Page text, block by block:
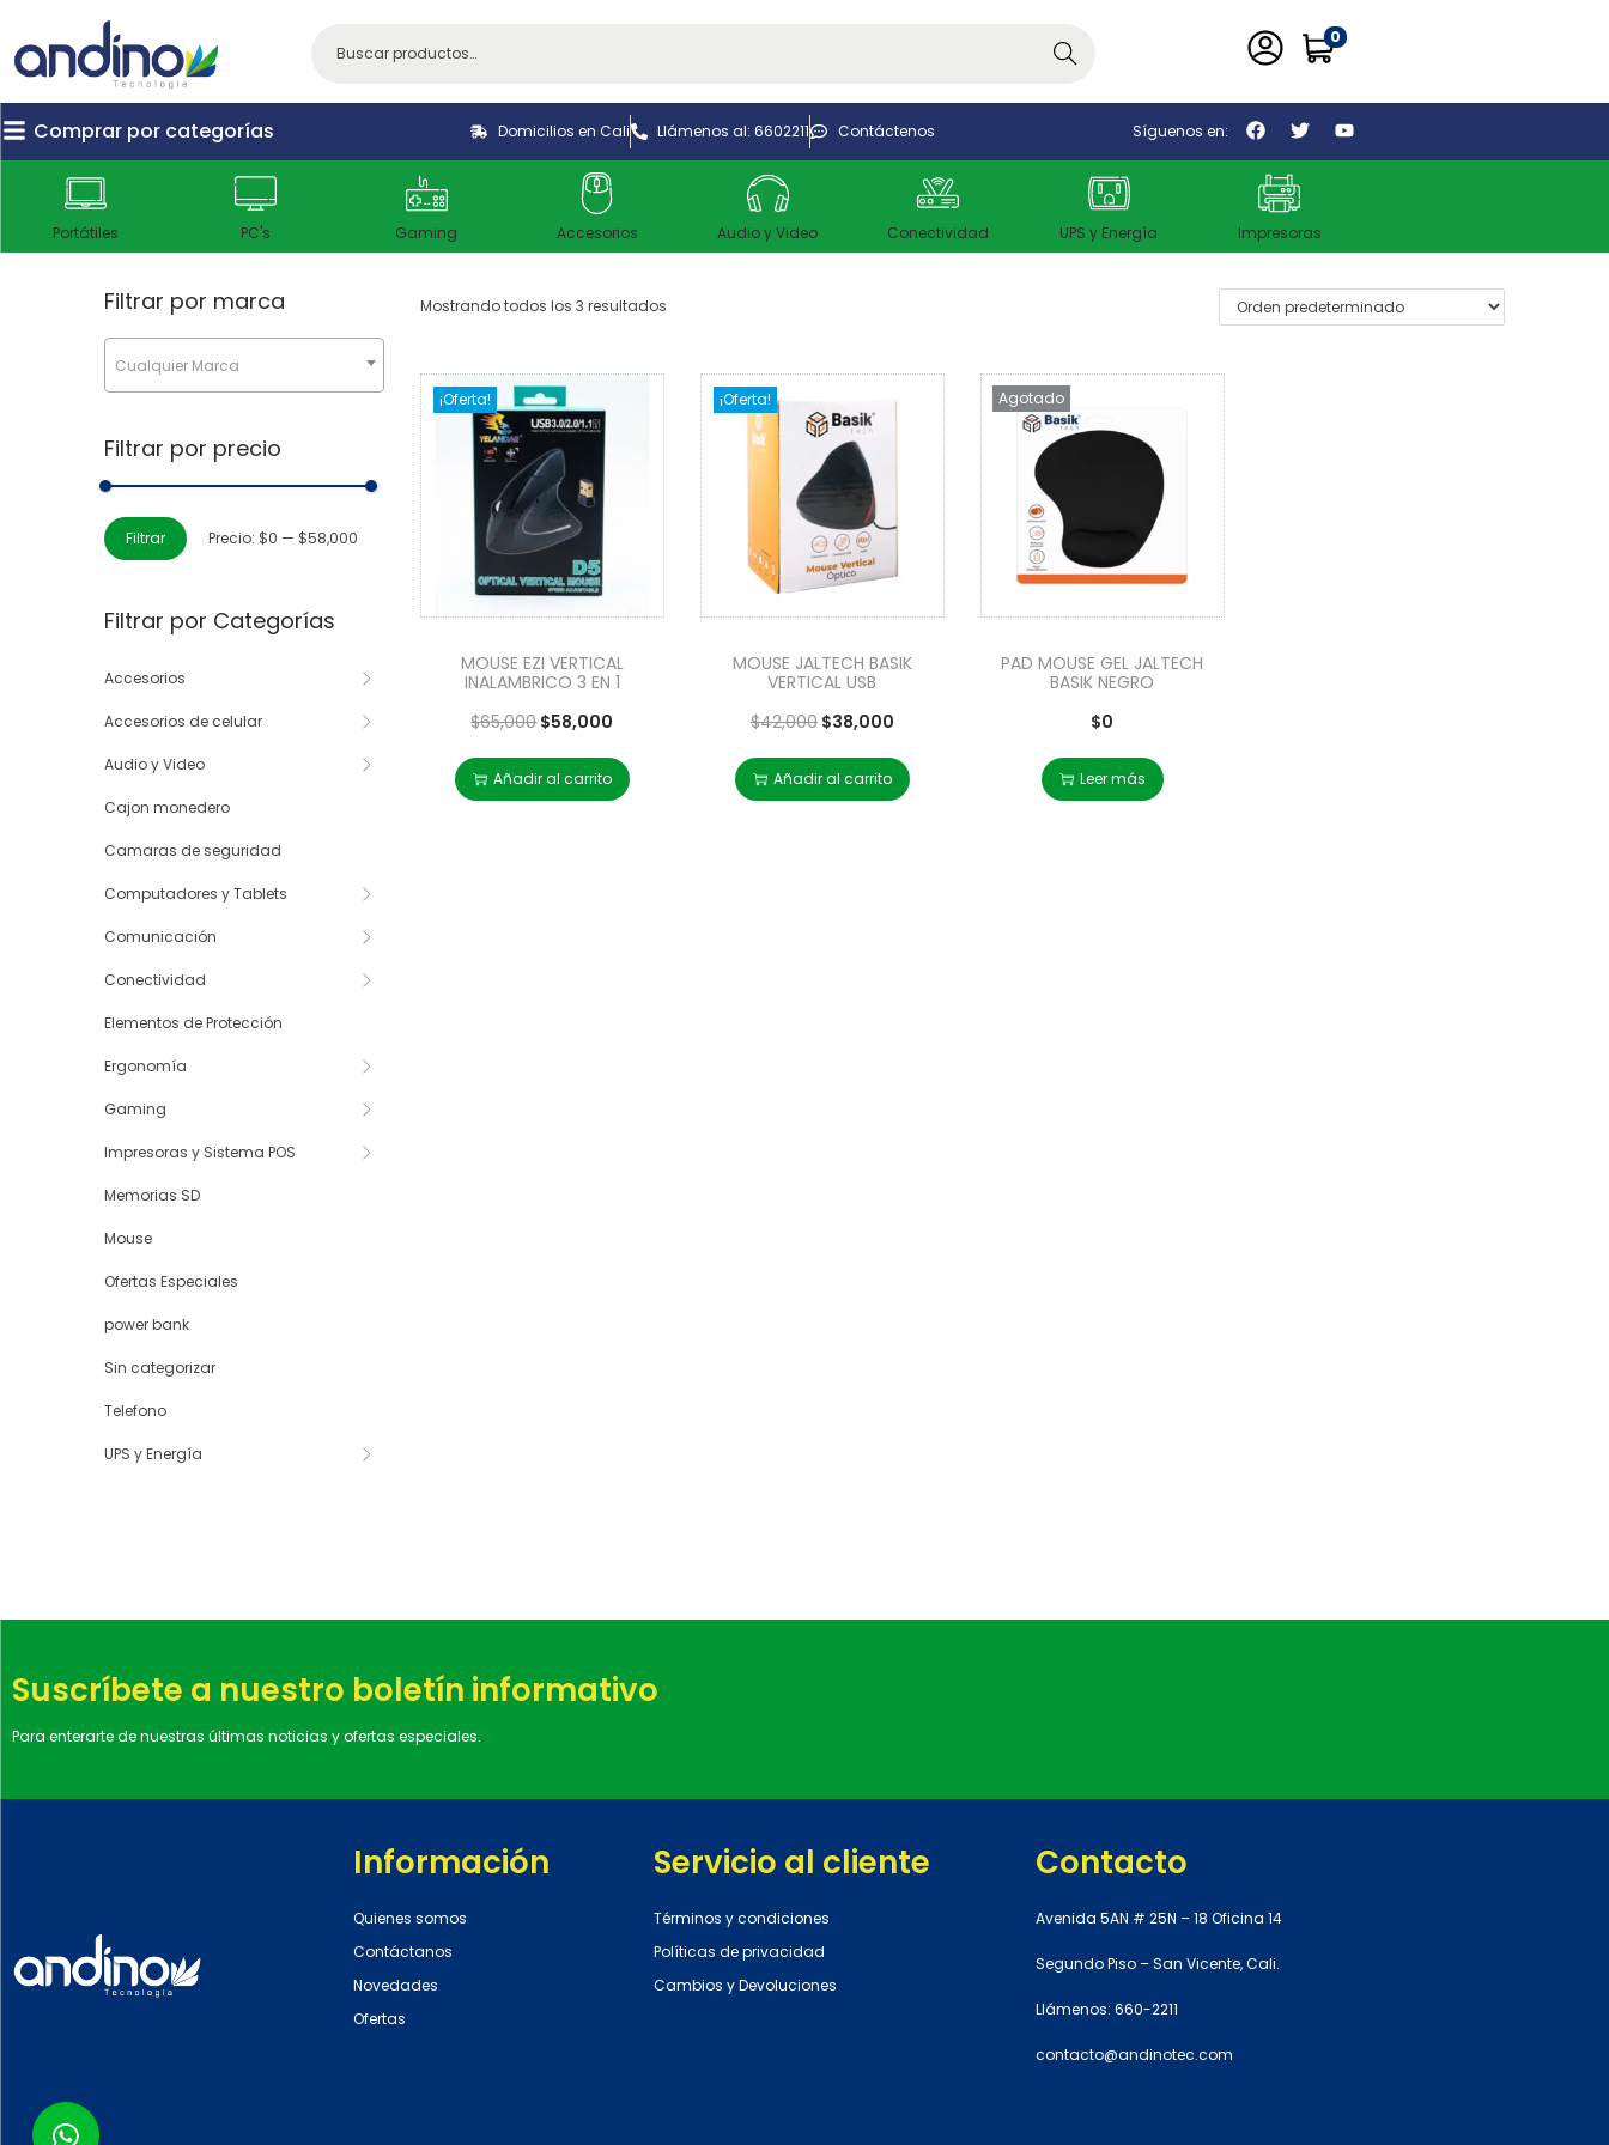
Buscar
0
Comprar por categorías Domicilios en Cali Llámenos al: 6602211 Contáctenos Síguenos en:
Portátiles PC's Gaming Accesorios Audio y Video Conectividad UPS y Energía Impresoras
Mostrando todos los 3 resultados
¡Oferta!
MOUSE EZI VERTICAL
INALAMBRICO 3 EN 1
$65,000$58,000
Añadir al carrito
¡Oferta!
MOUSE JALTECH BASIK
VERTICAL USB
$42,000 $38,000
Añadir al carrito
Agotado
PAD MOUSE GEL JALTECH
BASIK NEGRO
$0
Leer más
Filtrar por marca
Cualquier Marca
Filtrar por precio
Filtrar Precio: $0 — $58,000
Filtrar por Categorías
Accesorios
Accesorios de celular
Audio y Video
Cajon monedero
Camaras de seguridad
Computadores y Tablets
Comunicación
Conectividad
Elementos de Protección
Ergonomía
Gaming
Impresoras y Sistema POS
Memorias SD
Mouse
Ofertas Especiales
power bank
Sin categorizar
Telefono
UPS y Energía
Suscríbete a nuestro boletín informativo
Para enterarte de nuestras últimas noticias y ofertas especiales.
Información
Quienes somos
Contáctanos
Novedades
Ofertas
Servicio al cliente
Términos y condiciones
Políticas de privacidad
Cambios y Devoluciones
Contacto
Avenida 5AN # 25N – 18 Oficina 14
Segundo Piso – San Vicente, Cali.
Llámenos: 660-2211
contacto@andinotec.com